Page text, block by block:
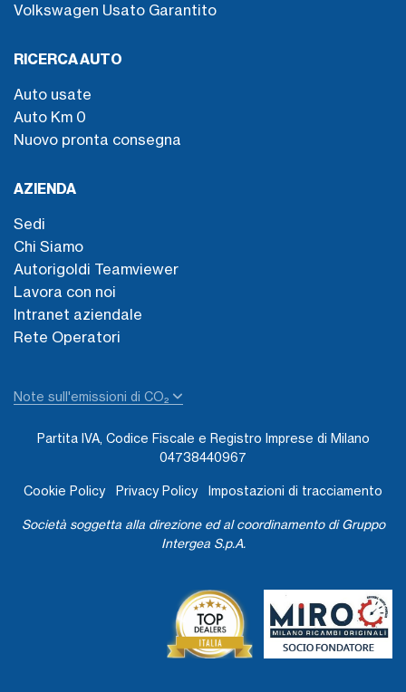
Volkswagen Usato Garantito
RICERCA AUTO
Auto usate
Auto Km 0
Nuovo pronta consegna
AZIENDA
Sedi
Chi Siamo
Autorigoldi Teamviewer
Lavora con noi
Intranet aziendale
Rete Operatori
Note sull'emissioni di CO₂
Partita IVA, Codice Fiscale e Registro Imprese di Milano
04738440967
Cookie Policy Privacy Policy Impostazioni di tracciamento
Società soggetta alla direzione ed al coordinamento di Gruppo
Intergea S.p.A.